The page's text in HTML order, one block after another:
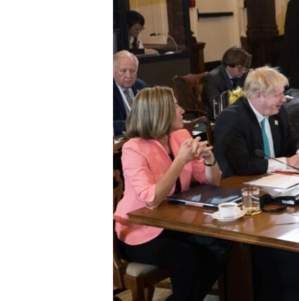
УКРАЇНСЬКА ПРОБЛЕМА КРИМУ